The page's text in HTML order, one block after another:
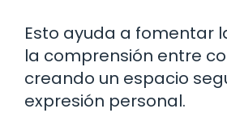
Esto ayuda a fomentar
la comprensión entre
creando un espacio
expresión personal.